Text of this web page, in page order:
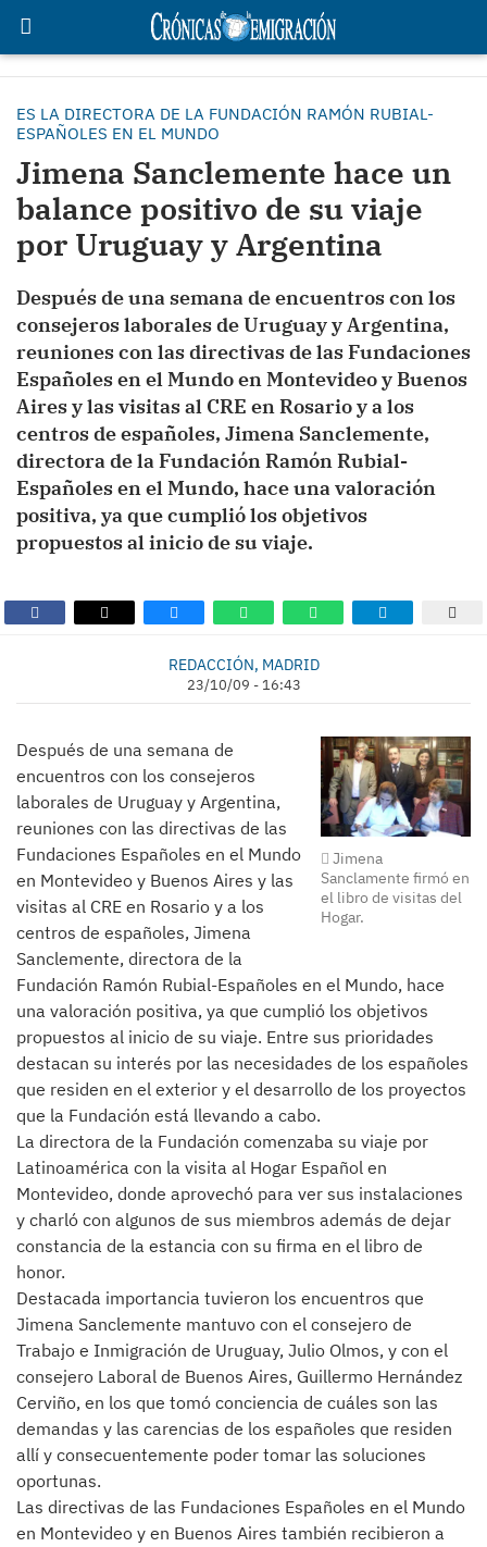
ES LA DIRECTORA DE LA FUNDACIÓN RAMÓN RUBIAL-
ESPAÑOLES EN EL MUNDO
Jimena Sanclemente hace un
balance positivo de su viaje
por Uruguay y Argentina
Después de una semana de encuentros con los
consejeros laborales de Uruguay y Argentina,
reuniones con las directivas de las Fundaciones
Españoles en el Mundo en Montevideo y Buenos
Aires y las visitas al CRE en Rosario y a los
centros de españoles, Jimena Sanclemente,
directora de la Fundación Ramón Rubial-
Españoles en el Mundo, hace una valoración
positiva, ya que cumplió los objetivos
propuestos al inicio de su viaje.
REDACCIÓN, MADRID
23/10/09 - 16:43
Jimena
Sanclamente firmó en
el libro de visitas del
Hogar.
Después de una semana de
encuentros con los consejeros
laborales de Uruguay y Argentina,
reuniones con las directivas de las
Fundaciones Españoles en el Mundo
en Montevideo y Buenos Aires y las
visitas al CRE en Rosario y a los
centros de españoles, Jimena
Sanclemente, directora de la
Fundación Ramón Rubial-Españoles en el Mundo, hace
una valoración positiva, ya que cumplió los objetivos
propuestos al inicio de su viaje. Entre sus prioridades
destacan su interés por las necesidades de los españoles
que residen en el exterior y el desarrollo de los proyectos
que la Fundación está llevando a cabo.
La directora de la Fundación comenzaba su viaje por
Latinoamérica con la visita al Hogar Español en
Montevideo, donde aprovechó para ver sus instalaciones
y charló con algunos de sus miembros además de dejar
constancia de la estancia con su firma en el libro de
honor.
Destacada importancia tuvieron los encuentros que
Jimena Sanclemente mantuvo con el consejero de
Trabajo e Inmigración de Uruguay, Julio Olmos, y con el
consejero Laboral de Buenos Aires, Guillermo Hernández
Cerviño, en los que tomó conciencia de cuáles son las
demandas y las carencias de los españoles que residen
allí y consecuentemente poder tomar las soluciones
oportunas.
Las directivas de las Fundaciones Españoles en el Mundo
en Montevideo y en Buenos Aires también recibieron a